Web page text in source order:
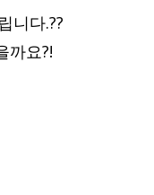
니다.??
까요?!